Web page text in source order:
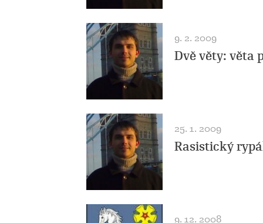
9. 2. 2009
Dvě věty: věta
25. 1. 2009
Rasistický
9. 12. 2008